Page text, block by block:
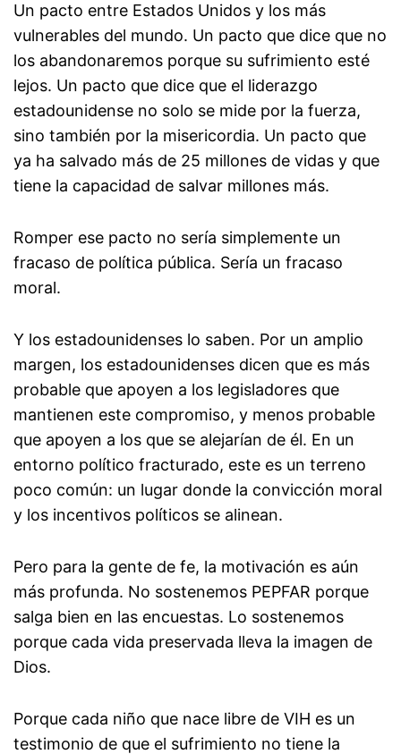
Un pacto entre Estados Unidos y los más
vulnerables del mundo. Un pacto que dice que no
los abandonaremos porque su sufrimiento esté
lejos. Un pacto que dice que el liderazgo
estadounidense no solo se mide por la fuerza,
sino también por la misericordia. Un pacto que
ya ha salvado más de 25 millones de vidas y que
tiene la capacidad de salvar millones más.
Romper ese pacto no sería simplemente un
fracaso de política pública. Sería un fracaso
moral.
Y los estadounidenses lo saben. Por un amplio
margen, los estadounidenses dicen que es más
probable que apoyen a los legisladores que
mantienen este compromiso, y menos probable
que apoyen a los que se alejarían de él. En un
entorno político fracturado, este es un terreno
poco común: un lugar donde la convicción moral
y los incentivos políticos se alinean.
Pero para la gente de fe, la motivación es aún
más profunda. No sostenemos PEPFAR porque
salga bien en las encuestas. Lo sostenemos
porque cada vida preservada lleva la imagen de
Dios.
Porque cada niño que nace libre de VIH es un
testimonio de que el sufrimiento no tiene la